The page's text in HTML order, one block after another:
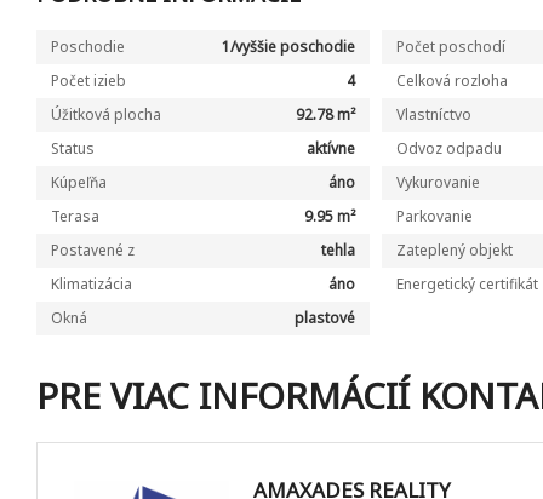
Poschodie 1/vyššie poschodie
Počet poschodí
Počet izieb
4
Celková rozloha
Úžitková plocha
92.78 m²
Vlastníctvo
Status
aktívne
Odvoz odpadu
Kúpeľňa
áno
Vykurovanie
Terasa
9.95 m²
Parkovanie
Postavené z
tehla
Zateplený objekt
Klimatizácia
áno
Energetický certifikát
Okná
plastové
PRE VIAC INFORMÁCIÍ
AMAXADES REALITY